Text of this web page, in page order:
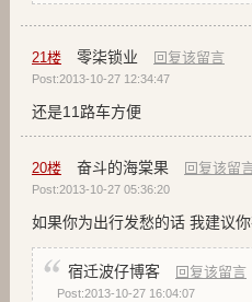
21楼 零柒锁业 回复该留言
Post:2013-10-27 12:34:47
还是11路车方便
20楼 奋斗的海棠果 回复该留
Post:2013-10-27 05:36:20
如果你为出行发愁的话 我建议
宿迁波仔博客 回复该留言
Post:2013-10-27 16:04:07